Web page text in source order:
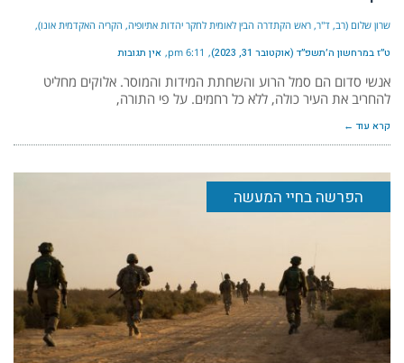
שרון שלום (רב, ד"ר, ראש הקתדרה הבין לאומית לחקר יהדות אתיופיה, הקריה האקדמית אונו)
ט״ז במרחשון ה׳תשפ״ד (אוקטובר 31, 2023) 6:11 pm אין תגובות
אנשי סדום הם סמל הרוע והשחתת המידות והמוסר. אלוקים מחליט
להחריב את העיר כולה, ללא כל רחמים. על פי התורה,
קרא עוד ←
הפרשה בחיי המעשה